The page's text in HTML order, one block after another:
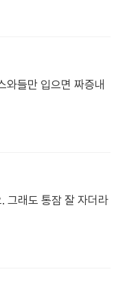
와들만 입으면 짜증내
그래도 통잠 잘 자더라